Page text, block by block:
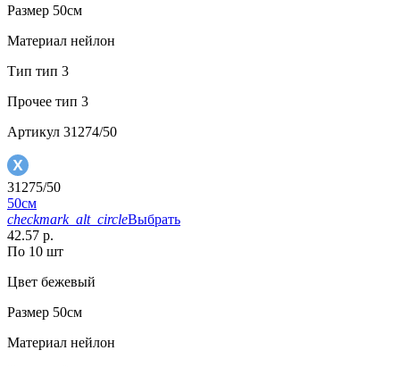
Размер 50см
Материал нейлон
Тип тип 3
Прочее тип 3
Артикул 31274/50
31275/50
50см
checkmark_alt_circleВыбрать
42.57 р.
По 10 шт
Цвет бежевый
Размер 50см
Материал нейлон